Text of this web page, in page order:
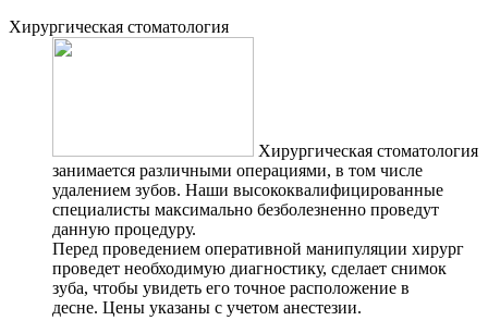
Хирургическая стоматология
Хирургическая стоматология
занимается различными операциями, в том числе
удалением зубов. Наши высококвалифицированные
специалисты максимально безболезненно проведут
данную процедуру.
Перед проведением оперативной манипуляции хирург
проведет необходимую диагностику, сделает снимок
зуба, чтобы увидеть его точное расположение в
десне. Цены указаны с учетом анестезии.